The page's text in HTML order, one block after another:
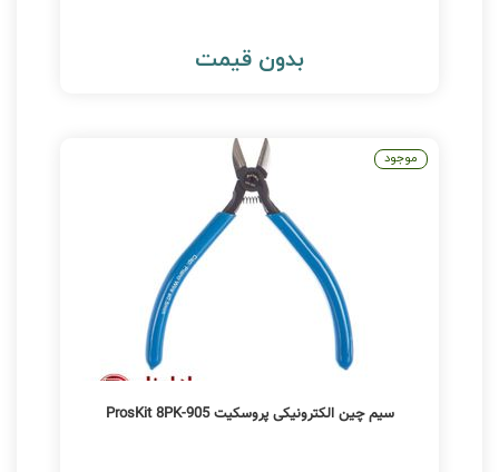
بدون قیمت
سیم چین الکترونیکی پروسکیت ProsKit 8PK-905
موجود